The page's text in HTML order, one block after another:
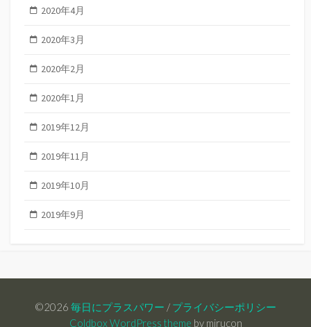
2020年4月
2020年3月
2020年2月
2020年1月
2019年12月
2019年11月
2019年10月
2019年9月
©2026 毎日にプラスパワー / プライバシーポリシー
Coldbox WordPress theme by mirucon